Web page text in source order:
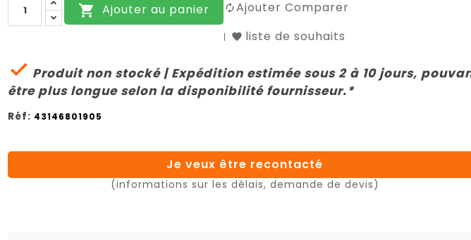
 Ajouter au panier
Ajouter Comparer
liste de souhaits
 Produit non stocké | Expédition estimée sous 2 à 10 jours,
être plus longue selon la disponibilité fournisseur.*
Réf: 43146801905
Je veux être recontacté
(informations sur les délais, demande de devis)